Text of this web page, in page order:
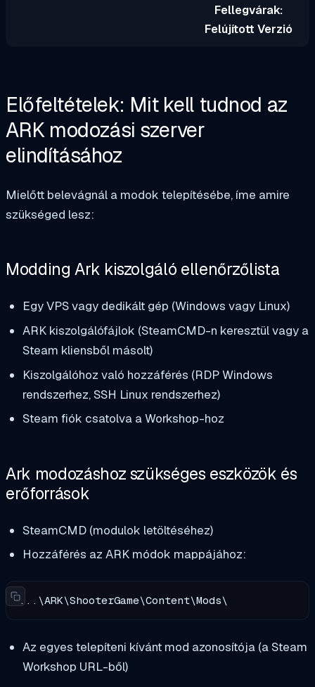
Fellegvárak:
Felújított Verzió
Előfeltételek: Mit kell tudnod az
ARK modozási szerver
elindításához
Mielőtt belevágnál a modok telepítésébe, íme amire
szükséged lesz:
Modding Ark kiszolgáló ellenőrzőlista
Egy VPS vagy dedikált gép (Windows vagy Linux)
ARK kiszolgálófájlok (SteamCMD-n keresztül vagy a
Steam kliensből másolt)
Kiszolgálóhoz való hozzáférés (RDP Windows
rendszerhez, SSH Linux rendszerhez)
Steam fiók csatolva a Workshop-hoz
Ark modozáshoz szükséges eszközök és
erőforrások
SteamCMD (modulok letöltéséhez)
Hozzáférés az ARK módok mappájához:
...\ARK\ShooterGame\Content\Mods\
Az egyes telepíteni kívánt mod azonosítója (a Steam
Workshop URL-ből)